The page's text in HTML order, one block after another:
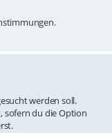
werden soll.
sofern du die Option